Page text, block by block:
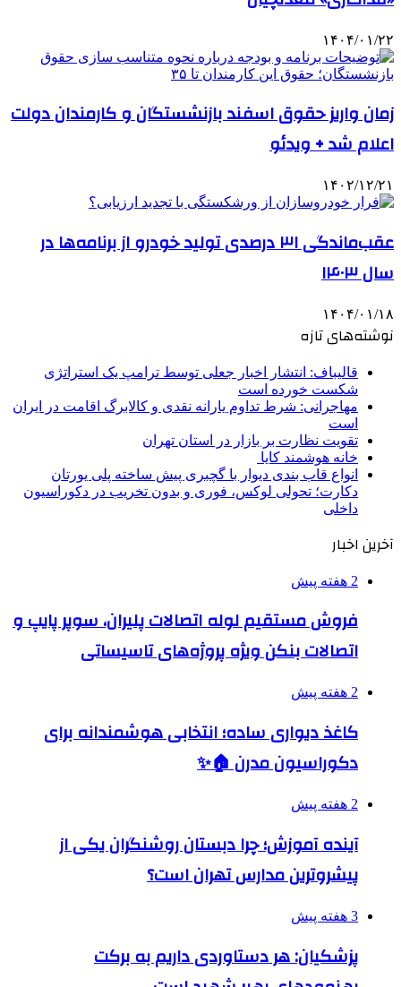
۱۴۰۴/۰۱/۲۲
زمان واریز حقوق اسفند بازنشستگان و کارمندان دولت
اعلام شد + ویدئو
۱۴۰۲/۱۲/۲۱
عقب‌ماندگی ۳۱ درصدی تولید خودرو از برنامه‌ها در
سال ۱۴۰۳
۱۴۰۴/۰۱/۱۸
نوشته‌های تازه
قالیباف: انتشار اخبار جعلی توسط ترامپ یک استراتژی
شکست خورده است
مهاجرانی: شرط تداوم یارانه نقدی و کالابرگ اقامت در ایران
است
تقویت نظارت بر بازار در استان تهران
خانه هوشمند کایا
انواع قاب بندی دیوار با گچبری پیش ساخته پلی یورتان
دکارت؛ تحولی لوکس، فوری و بدون تخریب در دکوراسیون
داخلی
آخرین اخبار
2 هفته پیش
فروش مستقیم لوله اتصالات پلیران، سوپر پایپ و
اتصالات بنکن ویژه پروژه‌های تاسیساتی
2 هفته پیش
کاغذ دیواری ساده؛ انتخابی هوشمندانه برای
دکوراسیون مدرن 🏠✨
2 هفته پیش
آینده آموزش؛ چرا دبستان روشنگران یکی از
پیشروترین مدارس تهران است؟
3 هفته پیش
پزشکیان: هر دستاوردی داریم به برکت